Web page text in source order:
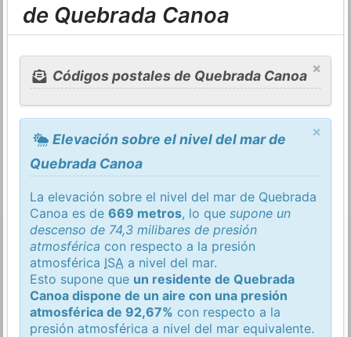
de Quebrada Canoa
×
Códigos postales de Quebrada Canoa
×
Elevación sobre el nivel del mar de
Quebrada Canoa
La elevación sobre el nivel del mar de Quebrada
Canoa es de669 metros, lo quesupone un
descenso de 74,3 milibares de presión
atmosférica con respecto a la presión
atmosférica ISA a nivel del mar.
Esto supone que un residente de Quebrada
Canoa dispone de un aire con una presión
atmosférica de 92,67% con respecto a la
presión atmosférica a nivel del mar equivalente.